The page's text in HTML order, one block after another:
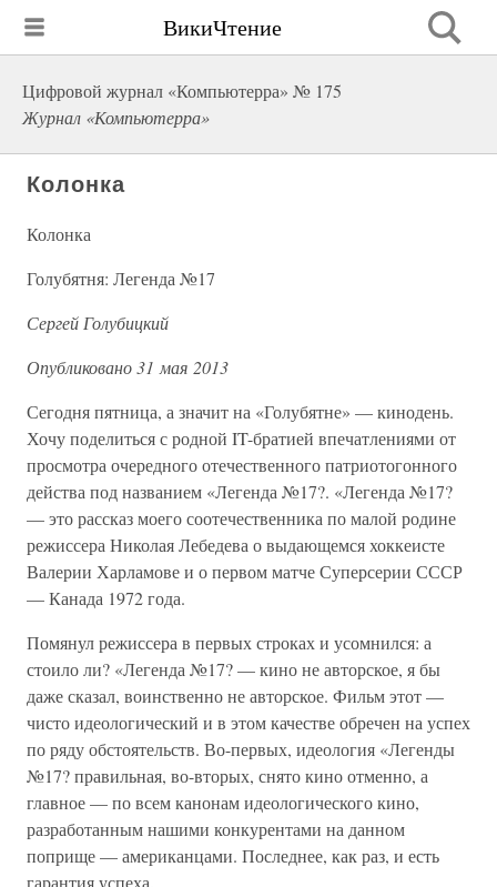
ВикиЧтение
Цифровой журнал «Компьютерра» № 175
Журнал «Компьютерра»
Колонка
Колонка
Голубятня: Легенда №17
Сергей Голубицкий
Опубликовано 31 мая 2013
Сегодня пятница, а значит на «Голубятне» — кинодень.
Хочу поделиться с родной IT-братией впечатлениями от
просмотра очередного отечественного патриотогонного
действа под названием «Легенда №17?. «Легенда №17?
— это рассказ моего соотечественника по малой родине
режиссера Николая Лебедева о выдающемся хоккеисте
Валерии Харламове и о первом матче Суперсерии СССР
— Канада 1972 года.
Помянул режиссера в первых строках и усомнился: а
стоило ли? «Легенда №17? — кино не авторское, я бы
даже сказал, воинственно не авторское. Фильм этот —
чисто идеологический и в этом качестве обречен на успех
по ряду обстоятельств. Во-первых, идеология «Легенды
№17? правильная, во-вторых, снято кино отменно, а
главное — по всем канонам идеологического кино,
разработанным нашими конкурентами на данном
поприще — американцами. Последнее, как раз, и есть
гарантия успеха.